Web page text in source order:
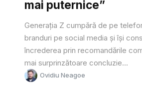
mai puternice”
Generația Z cumpără de pe
branduri pe social media și își
încrederea prin recomandările
mai surprinzătoare concluzie...
Ovidiu Neagoe